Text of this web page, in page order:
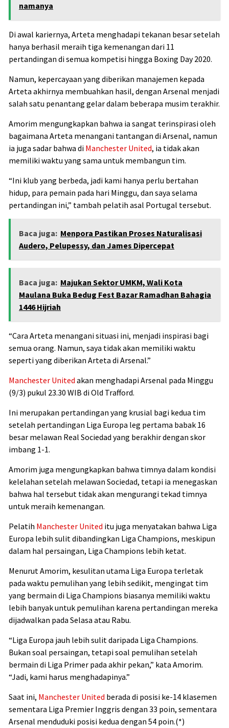
namanya
Di awal kariernya, Arteta menghadapi tekanan besar setelah
hanya berhasil meraih tiga kemenangan dari 11
pertandingan di semua kompetisi hingga Boxing Day 2020.
Namun, kepercayaan yang diberikan manajemen kepada
Arteta akhirnya membuahkan hasil, dengan Arsenal menjadi
salah satu penantang gelar dalam beberapa musim terakhir.
Amorim mengungkapkan bahwa ia sangat terinspirasi oleh
bagaimana Arteta menangani tantangan di Arsenal, namun
ia juga sadar bahwa di Manchester United, ia tidak akan
memiliki waktu yang sama untuk membangun tim.
“Ini klub yang berbeda, jadi kami hanya perlu bertahan
hidup, para pemain pada hari Minggu, dan saya selama
pertandingan ini,” tambah pelatih asal Portugal tersebut.
Baca juga: Menpora Pastikan Proses Naturalisasi
Audero, Pelupessy, dan James Dipercepat
Baca juga: Majukan Sektor UMKM, Wali Kota
Maulana Buka Bedug Fest Bazar Ramadhan Bahagia
1446 Hijriah
“Cara Arteta menangani situasi ini, menjadi inspirasi bagi
semua orang. Namun, saya tidak akan memiliki waktu
seperti yang diberikan Arteta di Arsenal.”
Manchester United akan menghadapi Arsenal pada Minggu
(9/3) pukul 23.30 WIB di Old Trafford.
Ini merupakan pertandingan yang krusial bagi kedua tim
setelah pertandingan Liga Europa leg pertama babak 16
besar melawan Real Sociedad yang berakhir dengan skor
imbang 1-1.
Amorim juga mengungkapkan bahwa timnya dalam kondisi
kelelahan setelah melawan Sociedad, tetapi ia menegaskan
bahwa hal tersebut tidak akan mengurangi tekad timnya
untuk meraih kemenangan.
Pelatih Manchester United itu juga menyatakan bahwa Liga
Europa lebih sulit dibandingkan Liga Champions, meskipun
dalam hal persaingan, Liga Champions lebih ketat.
Menurut Amorim, kesulitan utama Liga Europa terletak
pada waktu pemulihan yang lebih sedikit, mengingat tim
yang bermain di Liga Champions biasanya memiliki waktu
lebih banyak untuk pemulihan karena pertandingan mereka
dijadwalkan pada Selasa atau Rabu.
“Liga Europa jauh lebih sulit daripada Liga Champions.
Bukan soal persaingan, tetapi soal pemulihan setelah
bermain di Liga Primer pada akhir pekan,” kata Amorim.
“Jadi, kami harus menghadapinya.”
Saat ini, Manchester United berada di posisi ke-14 klasemen
sementara Liga Premier Inggris dengan 33 poin, sementara
Arsenal menduduki posisi kedua dengan 54 poin.(*)